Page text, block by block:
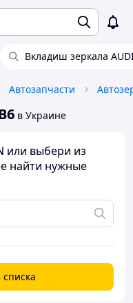
Вкладиш зеркала
Автозапчасти
в Украине
или выбери из
найти нужные